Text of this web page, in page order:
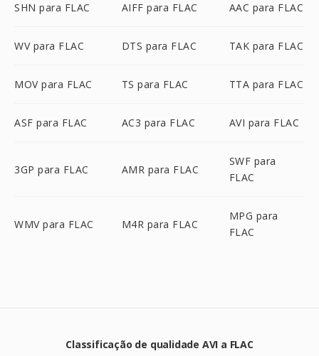
SHN para FLAC AIFF para FLAC AAC para FLAC
WV para FLAC DTS para FLAC TAK para FLAC
MOV para FLAC TS para FLAC TTA para FLAC
ASF para FLAC AC3 para FLAC AVI para FLAC
3GP para FLAC AMR para FLAC
SWF para
FLAC
WMV para FLAC M4R para FLAC
MPG para
FLAC
Classificação de qualidade AVI a FLAC